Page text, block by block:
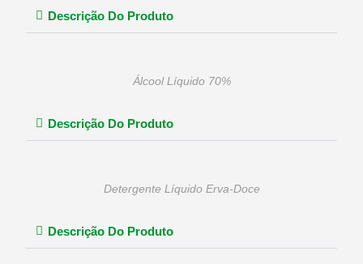
Descrição Do Produto
Álcool Líquido 70%
Descrição Do Produto
Detergente Líquido Erva-Doce
Descrição Do Produto